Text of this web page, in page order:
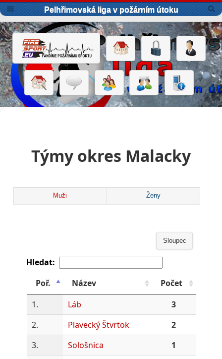
Pelhřimovská liga v požárním útoku
Týmy okres Malacky
Muži Ženy
Sloupec
Hledat:
Poř.
Název
Počet
1.
Láb
3
2.
Plavecký Štvrtok
2
3.
Sološnica
1